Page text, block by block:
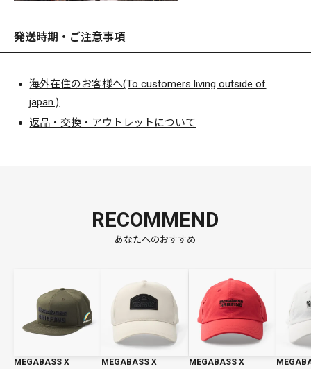
発送時期・ご注意事項
海外在住のお客様へ(To customers living outside of
japan.)
返品・交換・アウトレットについて
RECOMMEND
あなたへのおすすめ
MEGABASS X
MEGABASS X
MEGABASS X